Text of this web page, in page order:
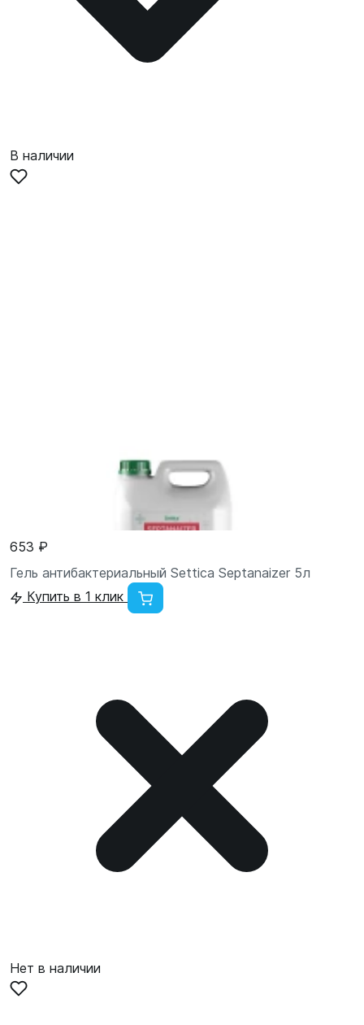
В наличии
653 ₽
Гель антибактериальный Settica Septanaizer 5л
Купить в 1 клик
Нет в наличии